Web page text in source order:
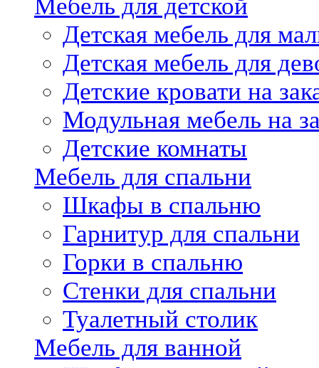
Мебель для детской
Детская мебель для
Детская мебель для
Детские кровати на
Модульная мебель на
Детские комнаты
Мебель для спальни
Шкафы в спальню
Гарнитур для спальни
Горки в спальню
Стенки для спальни
Туалетный столик
Мебель для ванной